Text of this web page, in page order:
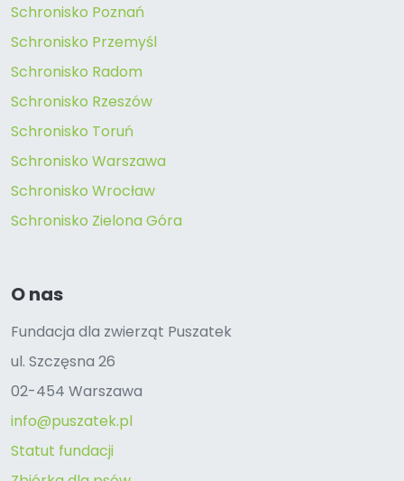
Schronisko Poznań
Schronisko Przemyśl
Schronisko Radom
Schronisko Rzeszów
Schronisko Toruń
Schronisko Warszawa
Schronisko Wrocław
Schronisko Zielona Góra
O nas
Fundacja dla zwierząt Puszatek
ul. Szczęsna 26
02-454 Warszawa
info@puszatek.pl
Statut fundacji